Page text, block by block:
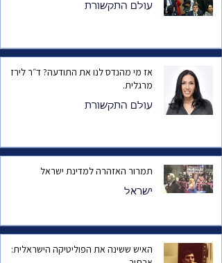
עולם התקשורת
אז מי מהנדס לנו את התודעה? ד״ר לירז
מרגלית.
עולם התקשורת
תמרור האזהרה למדינת ישראל
ישראל
האיש ששינה את הפוליטיקה הישראלית: